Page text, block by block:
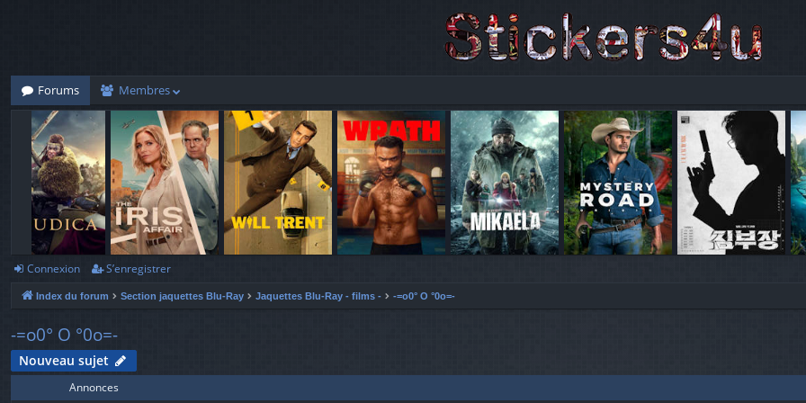
Forums
Membres
Connexion S’enregistrer
Index du forum Section jaquettes Blu-Ray Jaquettes Blu-Ray - films - -=o0° O °0o=-
-=o0° O °0o=-
Nouveau sujet
Annonces